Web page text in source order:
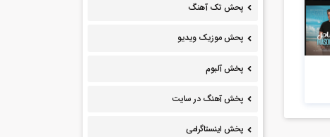
پحش تک آهنگ
پحش موزیک ویدیو
پخش آلبوم
پخش آهنگ در سایت
پخش اینستاگرامی